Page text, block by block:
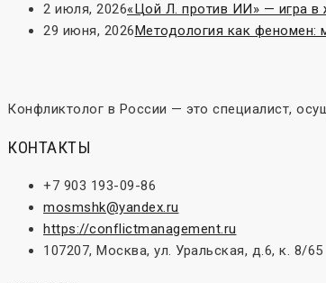
2 июля, 2026«Цой Л. против ИИ» — игра в
29 июня, 2026Методология как феномен:
Конфликтолог в России — это специалист,
КОНТАКТЫ
+7 903 193-09-86
mosmshk@yandex.ru
https://conflictmanagement.ru
107207, Москва, ул. Уральская, д.6, к. 8/65